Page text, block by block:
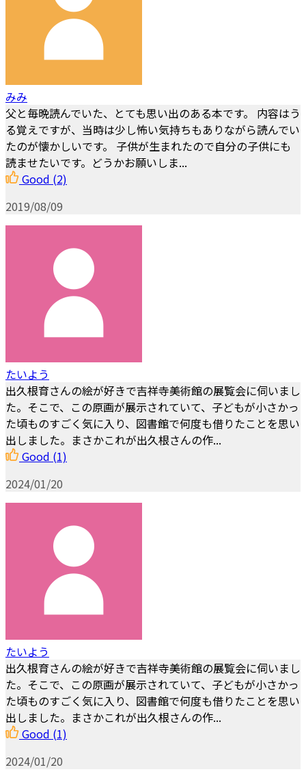
みみ
父と毎晩読んでいた、とても思い出のある本です。 内容はう
る覚えですが、当時は少し怖い気持ちもありながら読んでい
たのが懐かしいです。 子供が生まれたので自分の子供にも
読ませたいです。どうかお願いしま...
Good (2)
2019/08/09
たいよう
出久根育さんの絵が好きで吉祥寺美術館の展覧会に伺いまし
た。そこで、この原画が展示されていて、子どもが小さかっ
た頃ものすごく気に入り、図書館で何度も借りたことを思い
出しました。まさかこれが出久根さんの作...
Good (1)
2024/01/20
たいよう
出久根育さんの絵が好きで吉祥寺美術館の展覧会に伺いまし
た。そこで、この原画が展示されていて、子どもが小さかっ
た頃ものすごく気に入り、図書館で何度も借りたことを思い
出しました。まさかこれが出久根さんの作...
Good (1)
2024/01/20